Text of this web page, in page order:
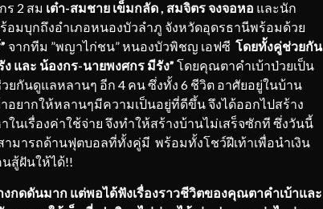
ร 2 สม เต๋า-สมชาย เข็มกลัด , สมจิตร จงจอหอ และนัก
อมบุกถึงอำเภอหนองบัวลำภู จังหวัดอุดรธานีพร้อมด้วย
” จากทีม ”พญาไก่ชน” หนองบัวพิชญ เอฟซี โดยทั้งคู่ช่วยกัน
และ น้องกร-นายพงศกร มีรัง” โดยคุณตาคำเบ้าป่วยเป็น
ยกันดูแลหลานๆ อีก 4 คน ซึ่งทั้ง 6 ชีวิต อาศัยอยู่ในบ้าน
ากให้หลานๆมีความเป็นอยู่ที่ดีขึ้น จึงได้ออกไปสร้าง
นเรื่องค่าใช้จ่าย จึงทำให้สร้างบ้านไม่เสร็จซักที ซึ่งวันนี้
มารถด้านฟุตบอลที่ทั้งคู่มี พร้อมทั้งโชว์ฝีเท้าเพื่อนำเงิน
สู้ฝันให้ได้!!
กดดันมาก แต่พอได้ฟังเรื่องราวชีวิตของคุณตาคำเบ้าและ